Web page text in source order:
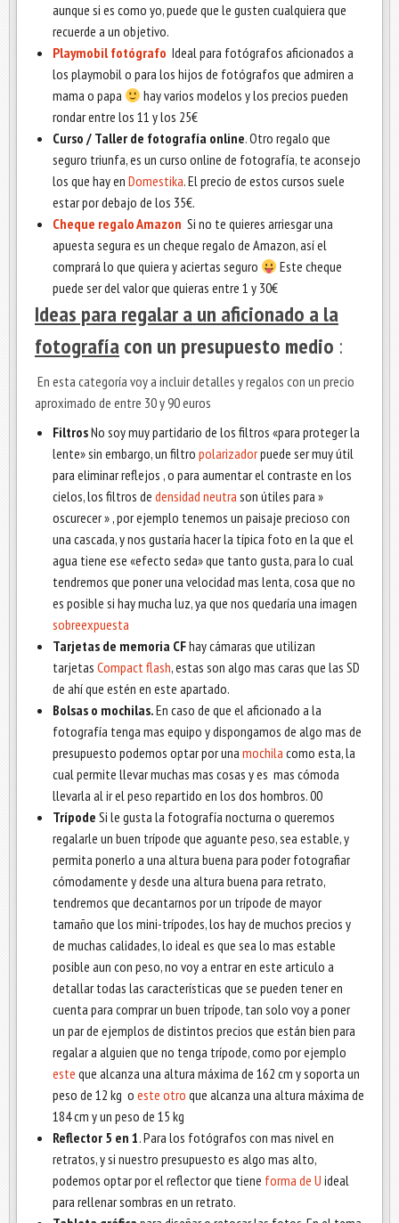
aunque si es como yo, puede que le gusten cualquiera que
recuerde a un objetivo.
Playmobil fotógrafo Ideal para fotógrafos aficionados a
los playmobil o para los hijos de fotógrafos que admiren a
mama o papa
hay varios modelos y los precios pueden
rondar entre los 11 y los 25€
Curso / Taller de fotografía online. Otro regalo que
seguro triunfa, es un curso online de fotografía, te aconsejo
los que hay en Domestika. El precio de estos cursos suele
estar por debajo de los 35€.
Cheque regalo Amazon Si no te quieres arriesgar una
apuesta segura es un cheque regalo de Amazon, así el
comprará lo que quiera y aciertas seguro
Este cheque
puede ser del valor que quieras entre 1 y 30€
Ideas para regalar a un aficionado a la
fotografíacon un presupuesto medio :
En esta categoría voy a incluir detalles y regalos con un precio
aproximado de entre 30 y 90 euros
FiltrosNo soy muy partidario de los filtros «para proteger la
lente» sin embargo, un filtro polarizadorpuede ser muy útil
para eliminar reflejos , o para aumentar el contraste en los
cielos, los filtros de densidad neutra son útiles para »
oscurecer » , por ejemplo tenemos un paisaje precioso con
una cascada, y nos gustaría hacer la típica foto en la que el
agua tiene ese «efecto seda» que tanto gusta, para lo cual
tendremos que poner una velocidad mas lenta, cosa que no
es posible si hay mucha luz, ya que nos quedaría una imagen
sobreexpuesta
Tarjetas de memoria CFhay cámaras que utilizan
tarjetas Compact flash, estas son algo mas caras que las SD
de ahí que estén en este apartado.
Bolsas o mochilas.En caso de que el aficionado a la
fotografía tenga mas equipo y dispongamos de algo mas de
presupuesto podemos optar por una mochila como esta, la
cual permite llevar muchas mas cosas y es mas cómoda
llevarla al ir el peso repartido en los dos hombros. 00
Trípode Si le gusta la fotografía nocturna o queremos
regalarle un buen trípode que aguante peso, sea estable, y
permita ponerlo a una altura buena para poder fotografiar
cómodamente y desde una altura buena para retrato,
tendremos que decantarnos por un trípode de mayor
tamaño que los mini-trípodes, los hay de muchos precios y
de muchas calidades, lo ideal es que sea lo mas estable
posible aun con peso, no voy a entrar en este articulo a
detallar todas las características que se pueden tener en
cuenta para comprar un buen trípode, tan solo voy a poner
un par de ejemplos de distintos precios que están bien para
regalar a alguien que no tenga trípode, como por ejemplo
este que alcanza una altura máxima de 162 cm y soporta un
peso de 12 kg o este otro que alcanza una altura máxima de
184 cm y un peso de 15 kg
Reflector 5 en 1. Para los fotógrafos con mas nivel en
retratos, y si nuestro presupuesto es algo mas alto,
podemos optar por el reflector que tiene forma de U ideal
para rellenar sombras en un retrato.